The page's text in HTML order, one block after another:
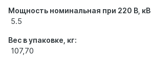
Мощность номинальная при 220 В,
5.5
Вес в упаковке, кг:
107,70